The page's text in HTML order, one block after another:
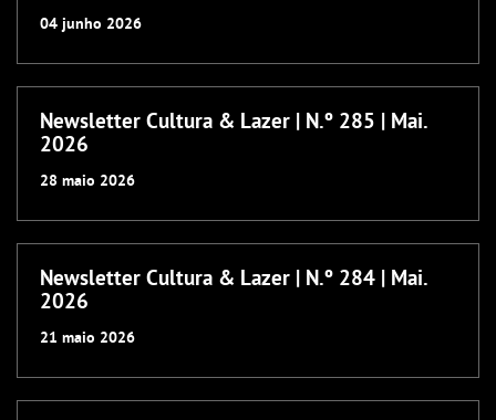
04 junho 2026
Newsletter Cultura & Lazer | N.º 285 | Mai.
2026
28 maio 2026
Newsletter Cultura & Lazer | N.º 284 | Mai.
2026
21 maio 2026